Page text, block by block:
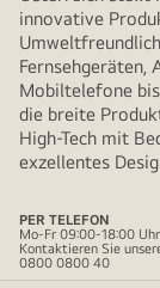
innovative
Fernsehgeräten,
Mobiltelefone
die breite
High-Tech mit
exzellentes
PER TELEFON
Mo-Fr 09:00-18:00 Uhr
Kontaktieren Sie
0800 0800 40